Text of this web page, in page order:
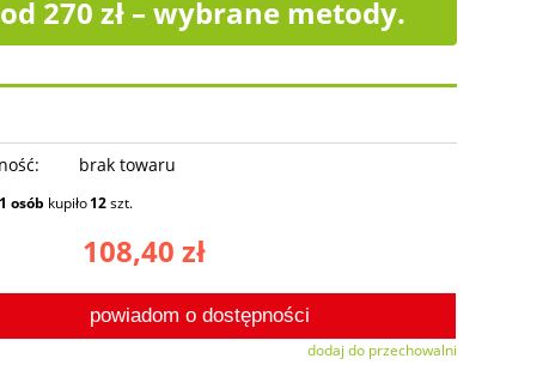
270 zł – wybrane metody.
brak towaru
osób kupiło12szt.
108,40 zł
powiadom o dostępności
dodaj do przechowalni